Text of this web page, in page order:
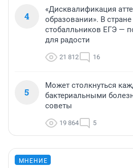
4
«Дисквалификация
образовании». В стране
стобалльников ЕГЭ —
для радости
21 812 16
5
Может столкнуться
бактериальными
советы
19 864 5
МНЕНИЕ